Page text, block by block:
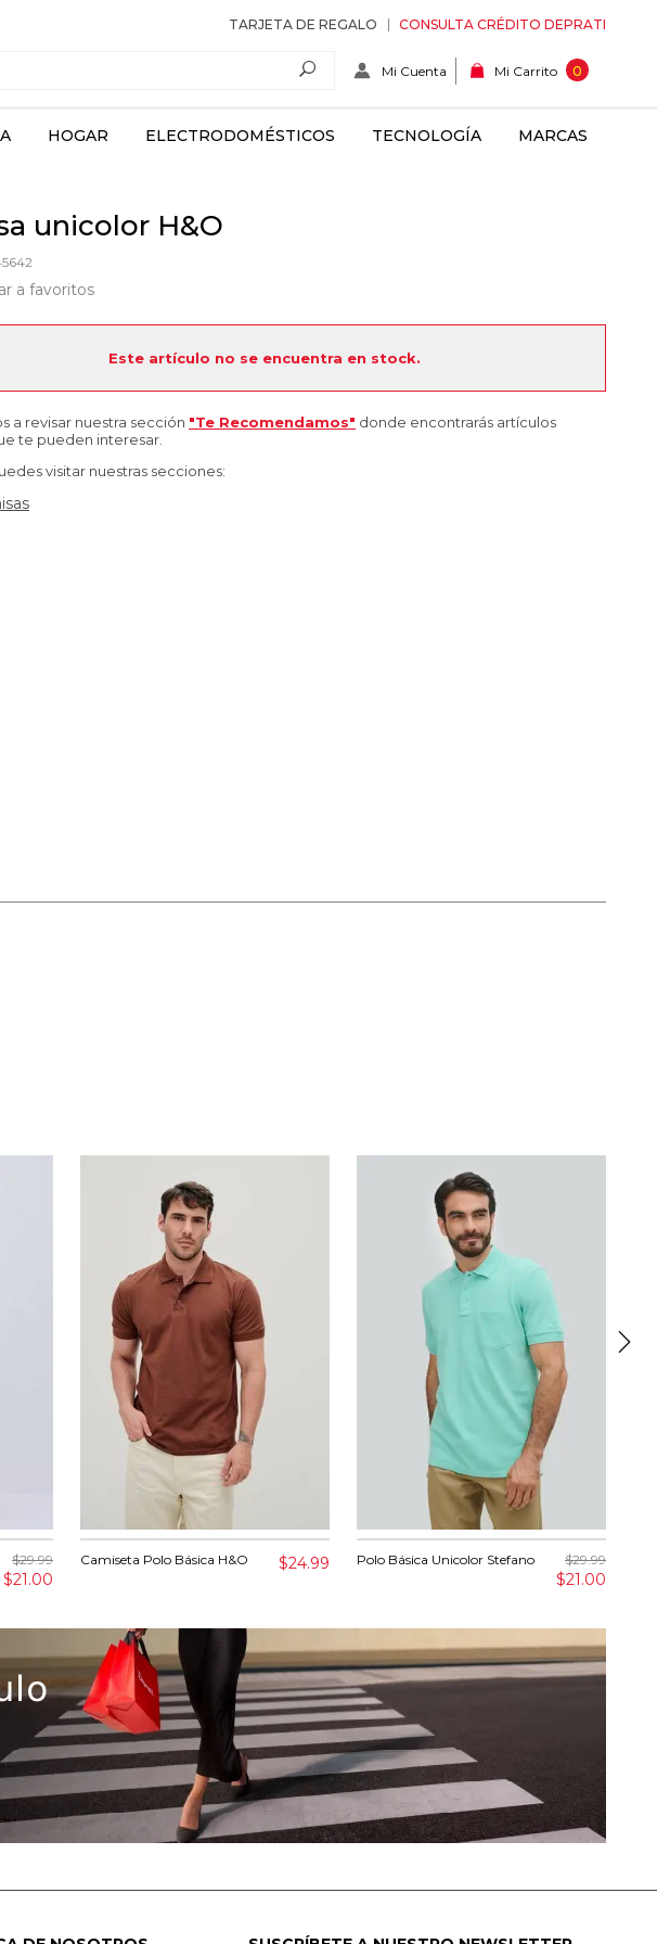
TARJETA DE REGALO CONSULTA CRÉDITO DEPRATI
Mi Cuenta Mi Carrito 0
HOGAR ELECTRODOMÉSTICOS TECNOLOGÍA MARCAS
unicolor H&O
a favoritos
Este artículo no se encuentra en stock.
a revisar nuestra sección "Te Recomendamos" donde encontrarás artículos
te pueden interesar.
visitar nuestras secciones:
$29.99
$21.00
Camiseta Polo Básica H&O $24.99 Polo Básica Unicolor Stefano $29.99
$21.00